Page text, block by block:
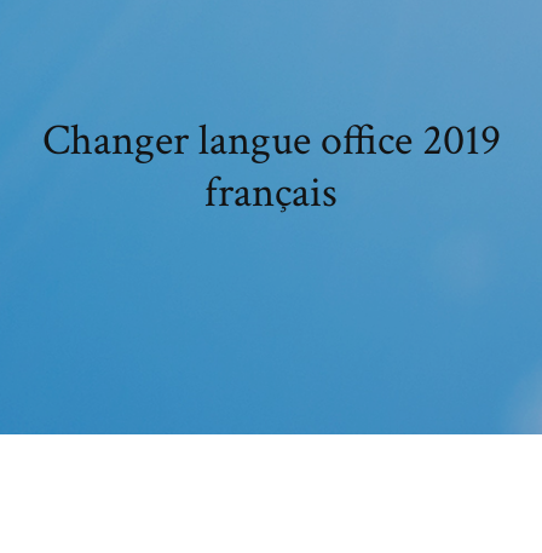
Changer langue office 2019
français